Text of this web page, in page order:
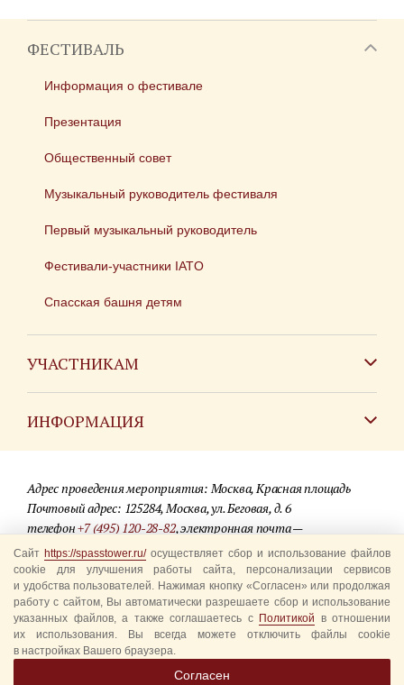
ФЕСТИВАЛЬ
Информация о фестивале
Презентация
Общественный совет
Музыкальный руководитель фестиваля
Первый музыкальный руководитель
Фестивали-участники IATO
Спасская башня детям
УЧАСТНИКАМ
ИНФОРМАЦИЯ
Для СМИ
Где купить билеты
Акции
Вопрос-ответ
Правила посещения
Уполномоченные представители
Адрес проведения мероприятия: Москва, Красная площадь
Почтовый адрес: 125284, Москва, ул. Беговая, д. 6
телефон+7 (495) 120-28-82, электронная почта —
info@spasstower.ru
© 2009-2025 Официальный сайт фестиваля «Спасская башня»
Разработка сайта —студия «Сибирикс»
Сайт https://spasstower.ru/осуществляет сбор и использование файлов
cookie для улучшения работы сайта, персонализации сервисов
и удобства пользователей. Нажимая кнопку «Согласен» или продолжая
работу с сайтом, Вы автоматически разрешаете сбор и использование
указанных файлов, а также соглашаетесь с Политикой в отношении
их использования. Вы всегда можете отключить файлы cookie
в настройках Вашего браузера.
Согласен